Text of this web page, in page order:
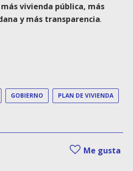
vivienda pública, más
y más transparencia.
GOBIERNO PLAN DE VIVIENDA
Me gusta